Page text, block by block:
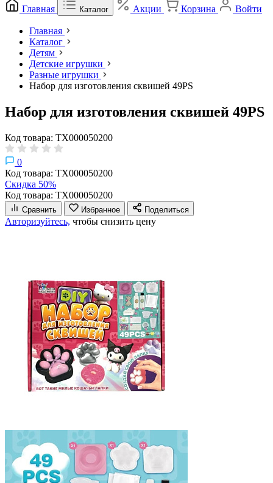
Главная Каталог Акции Корзина Войти
Главная
Каталог
Детям
Детские игрушки
Разные игрушки
Набор для изготовления сквишей 49PS
Набор для изготовления сквишей 49PS
Код товара: ТХ000050200
0
Код товара: ТХ000050200
Скидка 50%
Код товара: ТХ000050200
Сравнить Избранное Поделиться
Авторизуйтесь, чтобы снизить цену